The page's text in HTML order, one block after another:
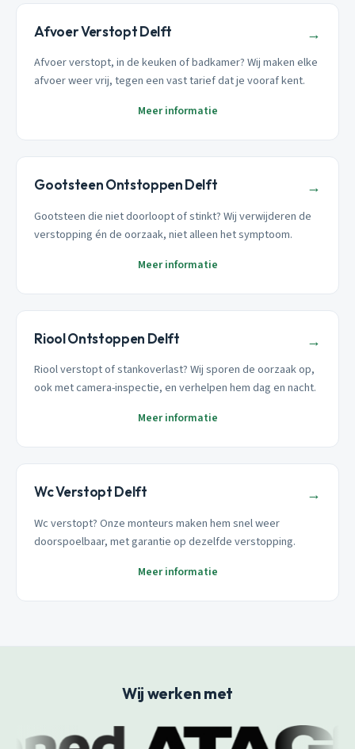
Afvoer Verstopt Delft →
Afvoer verstopt, in de keuken of badkamer? Wij maken elke
afvoer weer vrij, tegen een vast tarief dat je vooraf kent.
Meer informatie
Gootsteen Ontstoppen Delft →
Gootsteen die niet doorloopt of stinkt? Wij verwijderen de
verstopping én de oorzaak, niet alleen het symptoom.
Meer informatie
Riool Ontstoppen Delft →
Riool verstopt of stankoverlast? Wij sporen de oorzaak op,
ook met camera-inspectie, en verhelpen hem dag en nacht.
Meer informatie
Wc Verstopt Delft →
Wc verstopt? Onze monteurs maken hem snel weer
doorspoelbaar, met garantie op dezelfde verstopping.
Meer informatie
Wij werken met